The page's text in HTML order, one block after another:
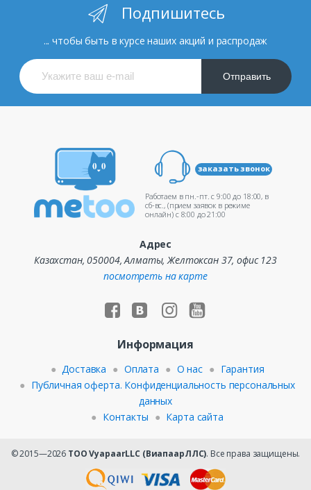
Подпишитесь
... чтобы быть в курсе наших акций и распродаж
Отправить
заказать звонок
Работаем в пн.-пт. c 9:00 до 18:00, в
сб-вс., (прием заявок в режиме
онлайн) c 8:00 до 21:00
Адрес
Казахстан, 050004, Алматы, Желтоксан 37, офис 123
посмотреть на карте
Информация
Доставка Оплата О нас
Гарантия
Публичная оферта. Конфиденциальность персональных
данных
Контакты
Карта сайта
© 2015—2026 ТОО VyapaarLLC (ВиапаарЛЛС). Все права защищены.